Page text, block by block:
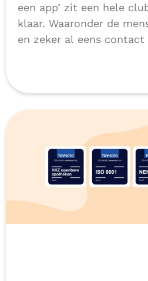
een app’ zit een hele
klaar. Waaronder de
en zeker al eens